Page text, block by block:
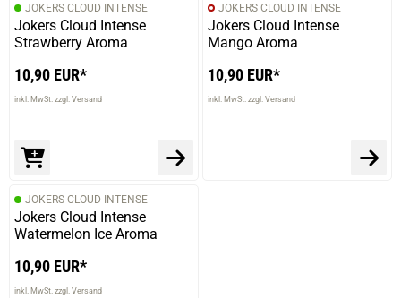
JOKERS CLOUD INTENSE
Jokers Cloud Intense
Strawberry Aroma
10,90 EUR*
inkl. MwSt. zzgl. Versand
JOKERS CLOUD INTENSE
Jokers Cloud Intense
Mango Aroma
10,90 EUR*
inkl. MwSt. zzgl. Versand
JOKERS CLOUD INTENSE
Jokers Cloud Intense
Watermelon Ice Aroma
10,90 EUR*
inkl. MwSt. zzgl. Versand